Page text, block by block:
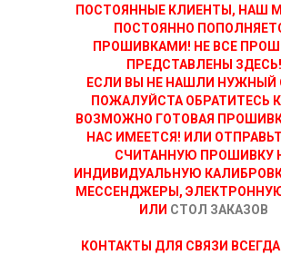
ПОСТОЯННЫЕ КЛИЕНТЫ, НАШ
ПОСТОЯННО
ПРОШИВКАМИ! НЕ ВСЕ
ПРЕДСТАВЛЕНЫ ЗДЕСЬ!
ЕСЛИ ВЫ НЕ НАШЛИ НУЖНЫЙ
ПОЖАЛУЙСТА ОБРАТИТЕСЬ
ВОЗМОЖНО ГОТОВАЯ
НАС ИМЕЕТСЯ! ИЛИ
СЧИТАННУЮ ПРОШИВКУ
ИНДИВИДУАЛЬНУЮ
МЕССЕНДЖЕРЫ,
ИЛИ СТОЛ ЗАКАЗОВ
КОНТАКТЫ ДЛЯ СВЯЗИ ВСЕГДА